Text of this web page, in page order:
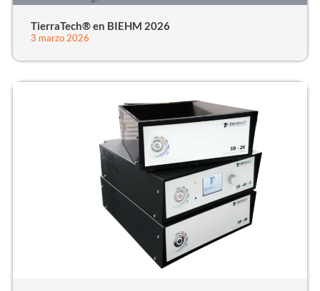
TierraTech® en BIEHM 2026
3 marzo 2026